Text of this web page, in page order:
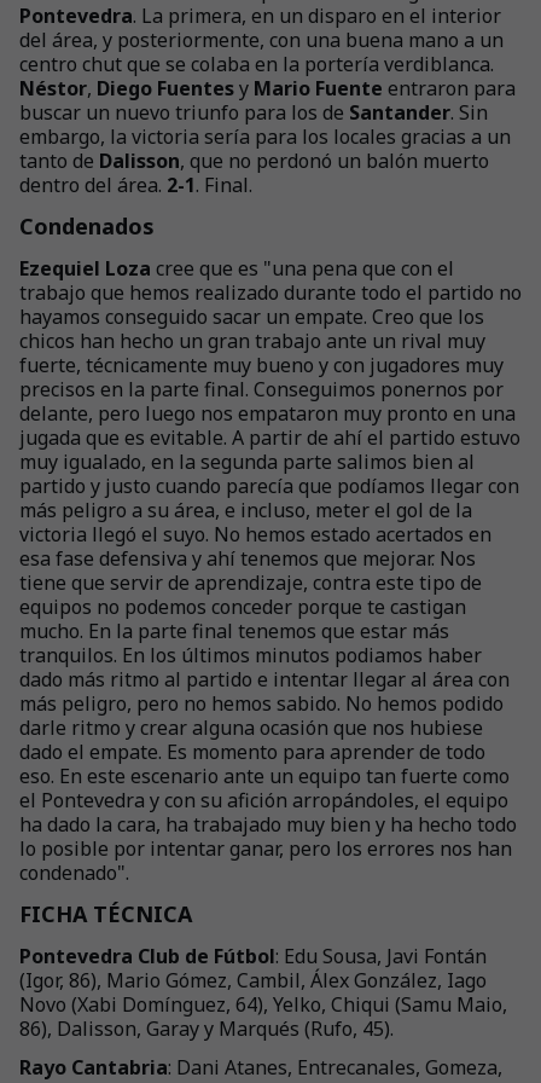
Pontevedra. La primera, en un disparo en el interior
del área, y posteriormente, con una buena mano a un
centro chut que se colaba en la portería verdiblanca.
Néstor, Diego Fuentesy Mario Fuente entraron para
buscar un nuevo triunfo para los de Santander. Sin
embargo, la victoria sería para los locales gracias a un
tanto de Dalisson, que no perdonó un balón muerto
dentro del área. 2-1. Final.
Condenados
Ezequiel Loza cree que es "una pena que con el
trabajo que hemos realizado durante todo el partido no
hayamos conseguido sacar un empate. Creo que los
chicos han hecho un gran trabajo ante un rival muy
fuerte, técnicamente muy bueno y con jugadores muy
precisos en la parte final. Conseguimos ponernos por
delante, pero luego nos empataron muy pronto en una
jugada que es evitable. A partir de ahí el partido estuvo
muy igualado, en la segunda parte salimos bien al
partido y justo cuando parecía que podíamos llegar con
más peligro a su área, e incluso, meter el gol de la
victoria llegó el suyo. No hemos estado acertados en
esa fase defensiva y ahí tenemos que mejorar. Nos
tiene que servir de aprendizaje, contra este tipo de
equipos no podemos conceder porque te castigan
mucho. En la parte final tenemos que estar más
tranquilos. En los últimos minutos podiamos haber
dado más ritmo al partido e intentar llegar al área con
más peligro, pero no hemos sabido. No hemos podido
darle ritmo y crear alguna ocasión que nos hubiese
dado el empate. Es momento para aprender de todo
eso. En este escenario ante un equipo tan fuerte como
el Pontevedra y con su afición arropándoles, el equipo
ha dado la cara, ha trabajado muy bien y ha hecho todo
lo posible por intentar ganar, pero los errores nos han
condenado".
FICHA TÉCNICA
Pontevedra Club de Fútbol: Edu Sousa, Javi Fontán
(Igor, 86), Mario Gómez, Cambil, Álex González, Iago
Novo (Xabi Domínguez, 64), Yelko, Chiqui (Samu Maio,
86), Dalisson, Garay y Marqués (Rufo, 45).
Rayo Cantabria: Dani Atanes, Entrecanales, Gomeza,